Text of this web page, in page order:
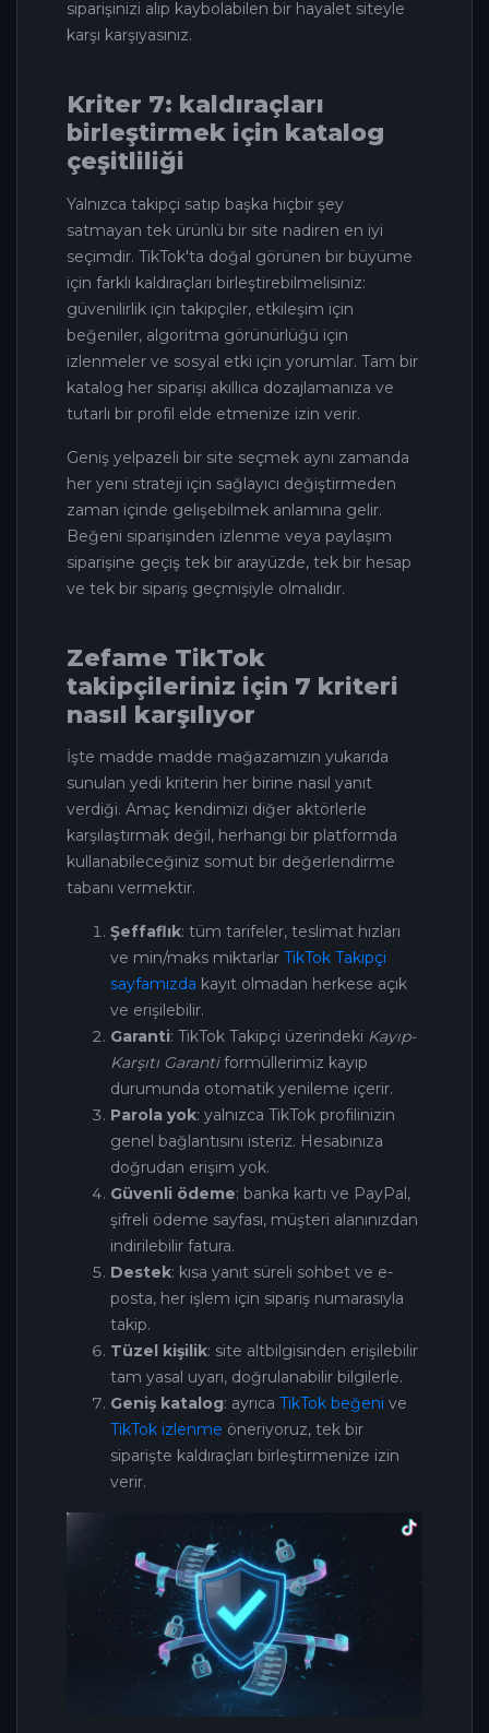
siparişinizi alıp kaybolabilen bir hayalet siteyle
karşı karşıyasınız.
Kriter 7: kaldıraçları
birleştirmek için katalog
çeşitliliği
Yalnızca takipçi satıp başka hiçbir şey
satmayan tek ürünlü bir site nadiren en iyi
seçimdir. TikTok'ta doğal görünen bir büyüme
için farklı kaldıraçları birleştirebilmelisiniz:
güvenilirlik için takipçiler, etkileşim için
beğeniler, algoritma görünürlüğü için
izlenmeler ve sosyal etki için yorumlar. Tam bir
katalog her siparişi akıllıca dozajlamanıza ve
tutarlı bir profil elde etmenize izin verir.
Geniş yelpazeli bir site seçmek aynı zamanda
her yeni strateji için sağlayıcı değiştirmeden
zaman içinde gelişebilmek anlamına gelir.
Beğeni siparişinden izlenme veya paylaşım
siparişine geçiş tek bir arayüzde, tek bir hesap
ve tek bir sipariş geçmişiyle olmalıdır.
Zefame TikTok
takipçileriniz için 7 kriteri
nasıl karşılıyor
İşte madde madde mağazamızın yukarıda
sunulan yedi kriterin her birine nasıl yanıt
verdiği. Amaç kendimizi diğer aktörlerle
karşılaştırmak değil, herhangi bir platformda
kullanabileceğiniz somut bir değerlendirme
tabanı vermektir.
Şeffaflık: tüm tarifeler, teslimat hızları
ve min/maks miktarlar TikTok Takipçi
sayfamızda kayıt olmadan herkese açık
ve erişilebilir.
Garanti: TikTok Takipçi üzerindeki Kayıp-
Karşıtı Garantiformüllerimiz kayıp
durumunda otomatik yenileme içerir.
Parola yok: yalnızca TikTok profilinizin
genel bağlantısını isteriz. Hesabınıza
doğrudan erişim yok.
Güvenli ödeme: banka kartı ve PayPal,
şifreli ödeme sayfası, müşteri alanınızdan
indirilebilir fatura.
Destek: kısa yanıt süreli sohbet ve e-
posta, her işlem için sipariş numarasıyla
takip.
Tüzel kişilik: site altbilgisinden erişilebilir
tam yasal uyarı, doğrulanabilir bilgilerle.
Geniş katalog: ayrıca TikTok beğeni ve
TikTok izlenme öneriyoruz, tek bir
siparişte kaldıraçları birleştirmenize izin
verir.